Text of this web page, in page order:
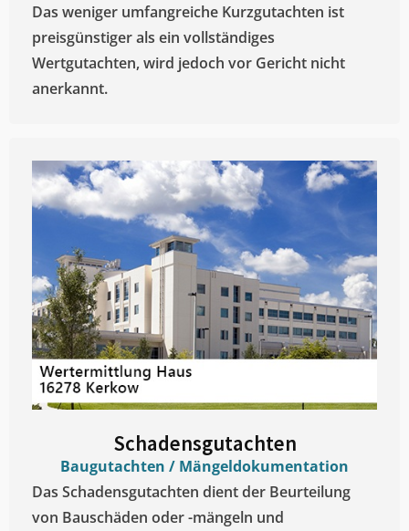
Das weniger umfangreiche Kurzgutachten ist
preisgünstiger als ein vollständiges
Wertgutachten, wird jedoch vor Gericht nicht
anerkannt.
Schadensgutachten
Baugutachten / Mängeldokumentation
Das Schadensgutachten dient der Beurteilung
von Bauschäden oder -mängeln und